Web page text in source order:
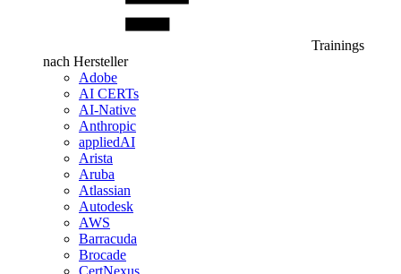
Trainings
nach Hersteller
Adobe
AI CERTs
AI-Native
Anthropic
appliedAI
Arista
Aruba
Atlassian
Autodesk
AWS
Barracuda
Brocade
CertNexus